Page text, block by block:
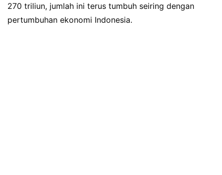
270 triliun, jumlah ini terus tumbuh seiring dengan
pertumbuhan ekonomi Indonesia.